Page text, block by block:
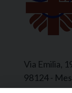
Via Emilia,
98124 -